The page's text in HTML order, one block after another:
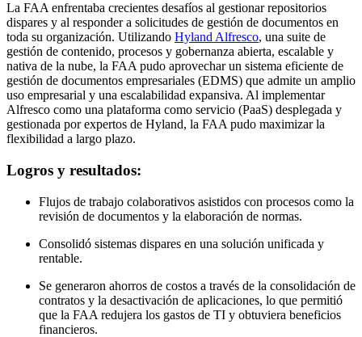
La FAA enfrentaba crecientes desafíos al gestionar repositorios
dispares y al responder a solicitudes de gestión de documentos en
toda su organización. Utilizando Hyland Alfresco, una suite de
gestión de contenido, procesos y gobernanza abierta, escalable y
nativa de la nube, la FAA pudo aprovechar un sistema eficiente de
gestión de documentos empresariales (EDMS) que admite un amplio
uso empresarial y una escalabilidad expansiva. Al implementar
Alfresco como una plataforma como servicio (PaaS) desplegada y
gestionada por expertos de Hyland, la FAA pudo maximizar la
flexibilidad a largo plazo.
Logros y resultados:
Flujos de trabajo colaborativos asistidos con procesos como la
revisión de documentos y la elaboración de normas.
Consolidó sistemas dispares en una solución unificada y
rentable.
Se generaron ahorros de costos a través de la consolidación de
contratos y la desactivación de aplicaciones, lo que permitió
que la FAA redujera los gastos de TI y obtuviera beneficios
financieros.